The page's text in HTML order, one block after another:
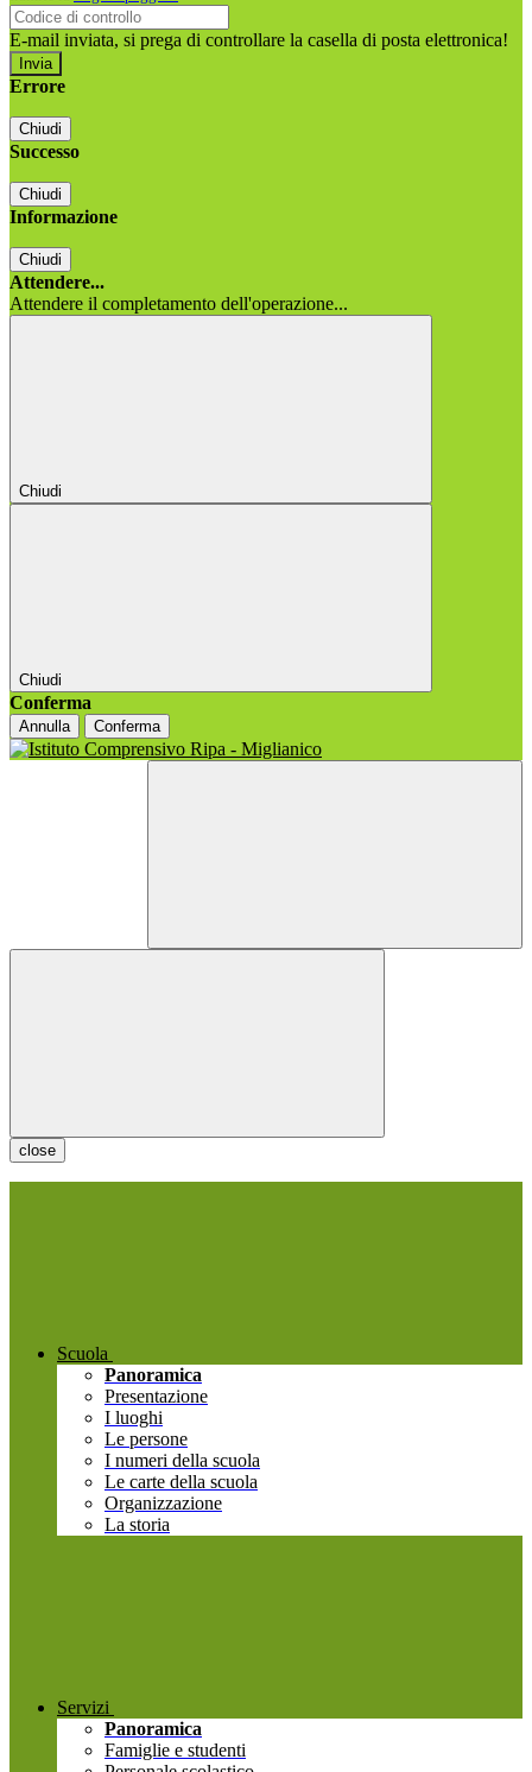
E-mail inviata, si prega di controllare la casella di posta elettronica!
Errore
Chiudi
Successo
Chiudi
Informazione
Chiudi
Attendere...
Attendere il completamento dell'operazione...
Chiudi
Chiudi
Conferma
Annulla Conferma
close
Scuola
Panoramica
Presentazione
I luoghi
Le persone
I numeri della scuola
Le carte della scuola
Organizzazione
La storia
Servizi
Panoramica
Famiglie e studenti